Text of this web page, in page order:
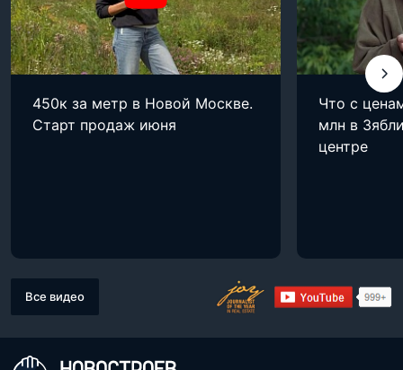
450к за метр в Новой Москве.
Старт продаж июня
Что с
млн в
центре
Все видео